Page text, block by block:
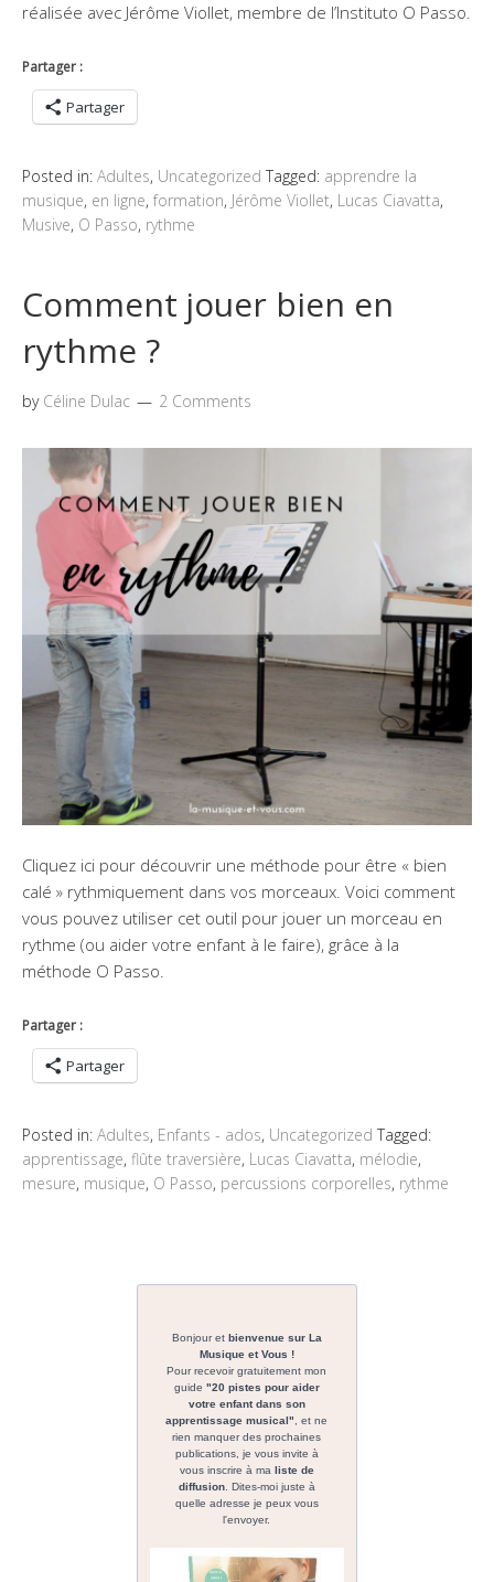
réalisée avec Jérôme Viollet, membre de l’Instituto O Passo.
Partager :
Partager
Posted in: Adultes, Uncategorized Tagged: apprendre la
musique, en ligne, formation, Jérôme Viollet, Lucas Ciavatta,
Musive, O Passo, rythme
Comment jouer bien en
rythme ?
by Céline Dulac 2 Comments
Cliquez ici pour découvrir une méthode pour être « bien
calé » rythmiquement dans vos morceaux. Voici comment
vous pouvez utiliser cet outil pour jouer un morceau en
rythme (ou aider votre enfant à le faire), grâce à la
méthode O Passo.
Partager :
Partager
Posted in: Adultes, Enfants - ados, Uncategorized Tagged:
apprentissage, flûte traversière, Lucas Ciavatta, mélodie,
mesure, musique, O Passo, percussions corporelles, rythme